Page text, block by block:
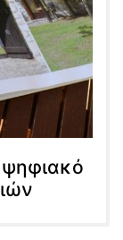
ψηφιακό